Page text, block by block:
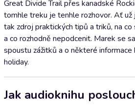
Great Divide Trail přes kanadské
tomhle treku je tenhle rozhovor. Ať už
tak zdroj praktických tipů a triků, na
a co rozhodně nepodcenit. Marek se
spoustu zážitků a o některé
holiday.
Jak audioknihu